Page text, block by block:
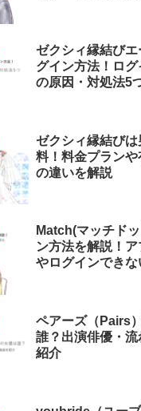
ゼクシィ縁結び
グイン方法！ロ
の原因・対処法5
ゼクシィ縁結び
料！料金プラン
の違いを解説
Match(マッチド
ン方法を解説！
やログインできな
ペアーズ（Pairs
誰？出演俳優・
紹介